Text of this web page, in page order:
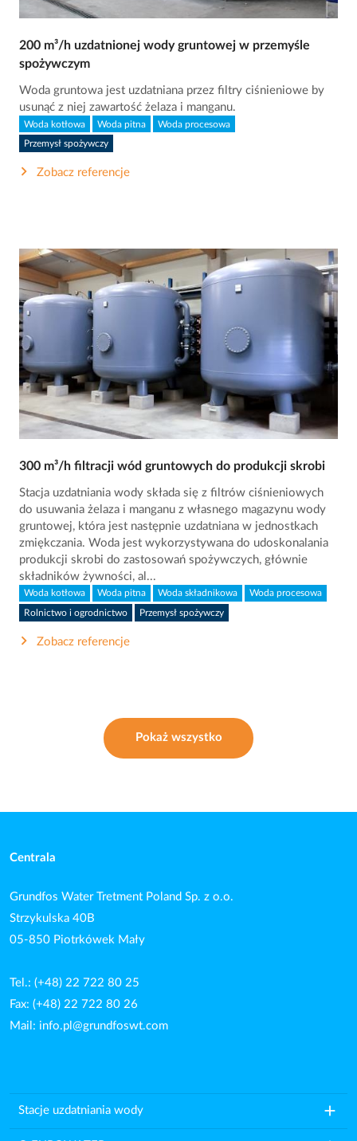
200 m³/h uzdatnionej wody gruntowej w przemyśle
spożywczym
Woda gruntowa jest uzdatniana przez filtry ciśnieniowe by
usunąć z niej zawartość żelaza i manganu.
Woda kotłowa Woda pitna Woda procesowa
Przemysł spożywczy
Zobacz referencje
300 m³/h filtracji wód gruntowych do produkcji skrobi
Stacja uzdatniania wody składa się z filtrów ciśnieniowych
do usuwania żelaza i manganu z własnego magazynu wody
gruntowej, która jest następnie uzdatniana w jednostkach
zmiękczania. Woda jest wykorzystywana do udoskonalania
produkcji skrobi do zastosowań spożywczych, głównie
składników żywności, al...
Woda kotłowa Woda pitna Woda składnikowa Woda procesowa
Rolnictwo i ogrodnictwo Przemysł spożywczy
Zobacz referencje
Pokaż wszystko
Centrala
Grundfos Water Tretment Poland Sp. z o.o.
Strzykulska 40B
05-850 Piotrkówek Mały
Tel.: (+48) 22 722 80 25
Fax: (+48) 22 722 80 26
Mail: info.pl@grundfoswt.com
Stacje uzdatniania wody add